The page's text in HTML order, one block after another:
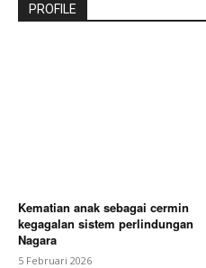
PROFILE
Kematian anak sebagai cermin
kegagalan sistem perlindungan
Nagara
5 Februari 2026